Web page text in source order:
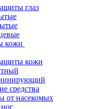
глаз
кожи
кожи
средства
от насекомых